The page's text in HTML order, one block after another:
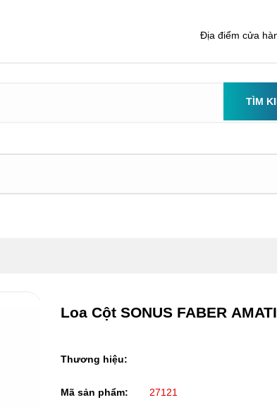
Địa điểm cửa
TÌM
Loa Cột SONUS FABER
Thương hiệu:
Mã sản phẩm: 27121